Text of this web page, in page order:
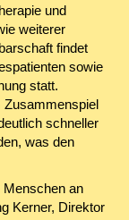
und
weiterer
findet
sowie
statt.
Zusammenspiel
schneller
was den
Menschen an
Kerner, Direktor